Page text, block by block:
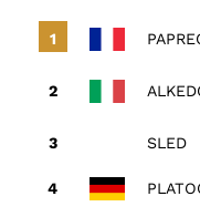
SLED